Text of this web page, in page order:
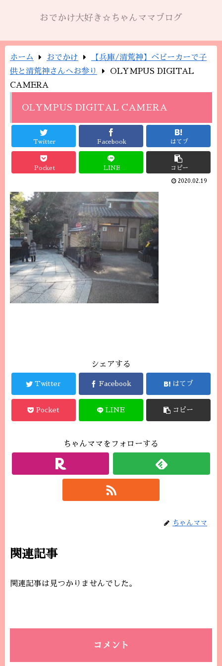
おでかけ大好き☆ちゃんママブログ
ホーム おでかけ
【兵庫/清荒神】ベビーカーで子
供と清荒神さんへお参り
OLYMPUS DIGITAL
CAMERA
OLYMPUS DIGITAL CAMERA
Twitter Facebook はてブ
Pocket LINE コピー
2020.02.19
シェアする
Twitter Facebook はてブ
Pocket LINE コピー
ちゃんママをフォローする
ちゃんママ
関連記事
関連記事は見つかりませんでした。
コメント